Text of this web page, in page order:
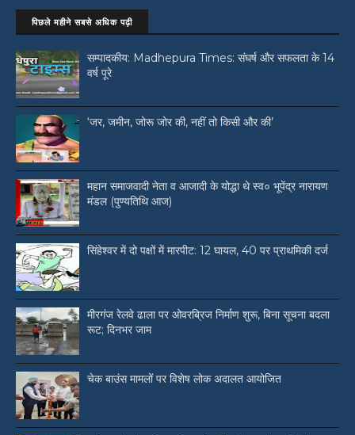
पिछले महीने सबसे अधिक पढ़ी
सम्पादकीय: Madhepura Times: संघर्ष और सफलता के 14
वर्ष पूरे
‘जर, जमीन, जोरू जोर की, नहीं तो किसी और की’
महान समाजवादी नेता व आजादी के योद्धा थे स्व० भूपेंद्र नारायण
मंडल (पुण्यतिथि आज)
सिंहेश्वर में दो पक्षों में मारपीट: 12 घायल, 40 पर प्राथमिकी दर्ज
मीरगंज रेलवे ढाला पर ओवरब्रिज निर्माण शुरू, बिना सूचना बदला
रूट; दिनभर जाम
चेक बाउंस मामलों पर विशेष लोक अदालत आयोजित